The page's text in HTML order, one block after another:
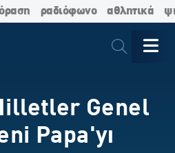
ραδιόφωνο αθλητικά
Genel
Papa'yı